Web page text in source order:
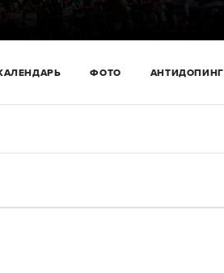
ФОТО АНТИДОПИНГ